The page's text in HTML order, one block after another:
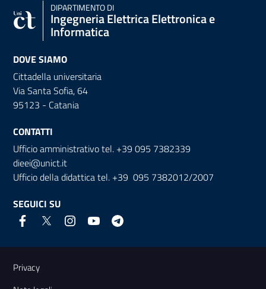
DIPARTIMENTO DI
Ingegneria Elettrica Elettronica e
Informatica
DOVE SIAMO
Cittadella universitaria
Via Santa Sofia, 64
95123 - Catania
CONTATTI
Ufficio amministrativo tel. +39 095 7382339
dieei@unict.it
Ufficio della didattica tel. +39 095 7382012/2007
SEGUICI SU
Link e informazioni utili
Privacy